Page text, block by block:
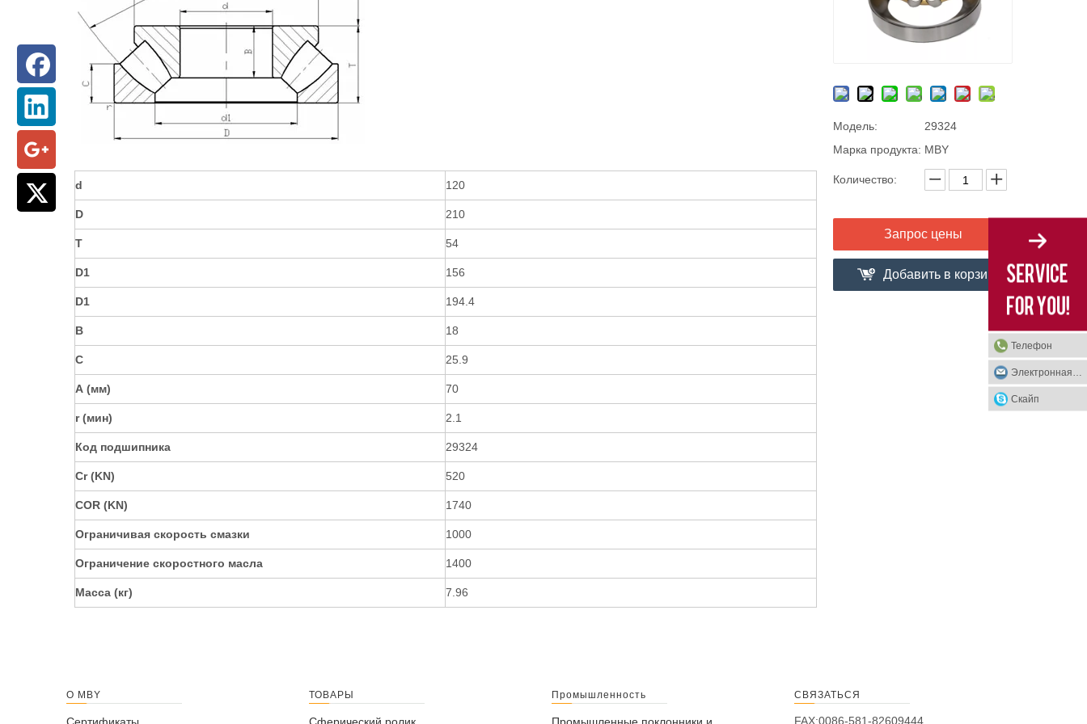
Модель:
29324
Марка продукта: MBY
Количество:
Запрос цены
Добавить в корзи
d 120
D 210
T 54
D1 156
D1 194.4
B 18
C 25.9
А (мм) 70
r (мин) 2.1
Код подшипника 29324
Cr (KN) 520
COR (KN) 1740
Ограничивая скорость смазки 1000
Ограничение скоростного масла 1400
Масса (кг) 7.96
О MBY ТОВАРЫ Промышленность СВЯЗАТЬСЯ
FAX:0086-581-82609444
Телефон
Скайп